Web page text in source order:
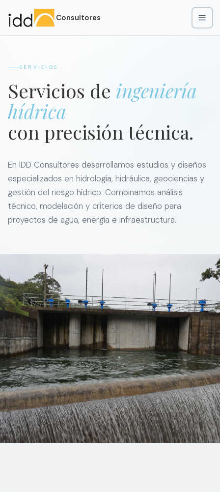
Consultores
SERVICIOS
Servicios de ingeniería
hídrica
con precisión técnica.
En IDD Consultores desarrollamos estudios y diseños
especializados en hidrología, hidráulica, geociencias y
gestión del riesgo hídrico. Combinamos análisis
técnico, modelación y criterios de diseño para
proyectos de agua, energía e infraestructura.